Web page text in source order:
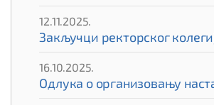
12.11.2025.
Закључци ректорског
16.10.2025.
Одлука о организовању